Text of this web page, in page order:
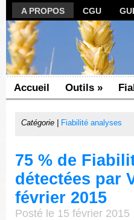
A PROPOS CGU
Accueil Outils »
Catégorie | Fiabilité analyses
75 % de
détectées par
février 2015
Posté le 15 février 2015